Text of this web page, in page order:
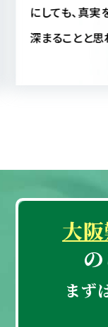
にしても、真
深まることと思
大
まず